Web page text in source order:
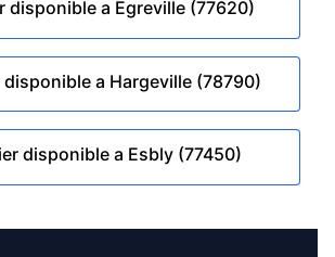
disponible a Egreville (77620)
disponible a Hargeville (78790)
disponible a Esbly (77450)